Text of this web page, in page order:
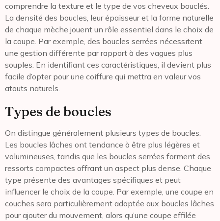
comprendre la texture et le type de vos cheveux bouclés.
La densité des boucles, leur épaisseur et la forme naturelle
de chaque mèche jouent un rôle essentiel dans le choix de
la coupe. Par exemple, des boucles serrées nécessitent
une gestion différente par rapport à des vagues plus
souples. En identifiant ces caractéristiques, il devient plus
facile d’opter pour une coiffure qui mettra en valeur vos
atouts naturels.
Types de boucles
On distingue généralement plusieurs types de boucles.
Les boucles lâches ont tendance à être plus légères et
volumineuses, tandis que les boucles serrées forment des
ressorts compactes offrant un aspect plus dense. Chaque
type présente des avantages spécifiques et peut
influencer le choix de la coupe. Par exemple, une coupe en
couches sera particulièrement adaptée aux boucles lâches
pour ajouter du mouvement, alors qu’une coupe effilée